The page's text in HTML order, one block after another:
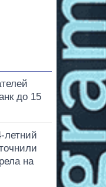
до 15
летний
на